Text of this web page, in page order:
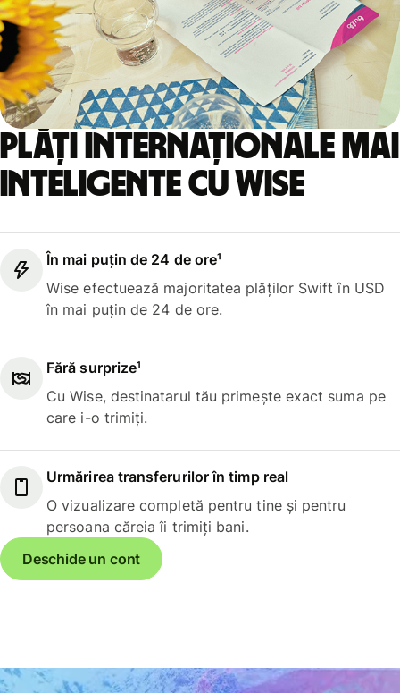
Plăți internaționale mai
inteligente cu Wise
În mai puțin de 24 de ore¹
Wise efectuează majoritatea plăților Swift în USD
în mai puțin de 24 de ore.
Fără surprize¹
Cu Wise, destinatarul tău primește exact suma pe
care i-o trimiți.
Urmărirea transferurilor în timp real
O vizualizare completă pentru tine și pentru
persoana căreia îi trimiți bani.
Deschide un cont